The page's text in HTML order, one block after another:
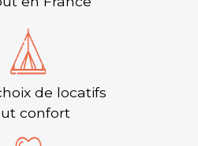
de locatifs
confort